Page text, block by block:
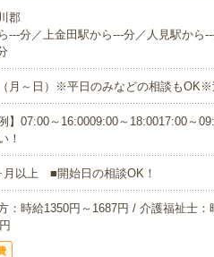
郡
---分／上金田駅から---分／人見駅から
月～日）※平日のみなどの相談もOK※
例】07:00～16:0009:00～18:0017:00～
！
月以上 ■開始日の相談OK！
：時給1350円～1687円 / 介護福祉士